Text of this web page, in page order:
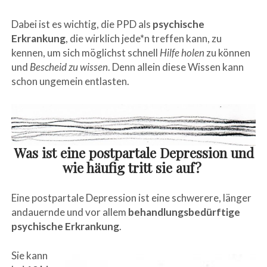
Dabei ist es wichtig, die PPD als psychische
Erkrankung, die wirklich jede*n treffen kann, zu
kennen, um sich möglichst schnell Hilfe holen zu können
und Bescheid zu wissen. Denn allein diese Wissen kann
schon ungemein entlasten.
Was ist eine postpartale Depression und
wie häufig tritt sie auf?
Eine postpartale Depression ist eine schwerere, länger
andauernde und vor allem behandlungsbedürftige
psychische Erkrankung.
Sie kann